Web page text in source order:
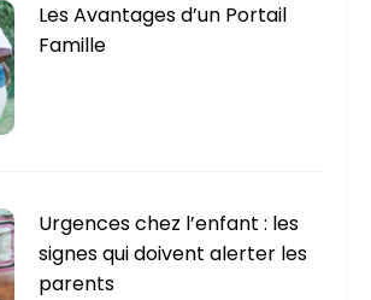
Les Avantages d’un Portail
Famille
Urgences chez l’enfant : les
signes qui doivent alerter les
parents